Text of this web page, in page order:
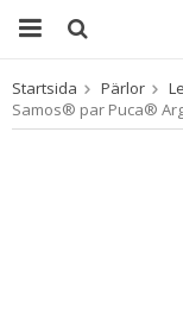
Startsida Pärlor
Samos® par Puca®